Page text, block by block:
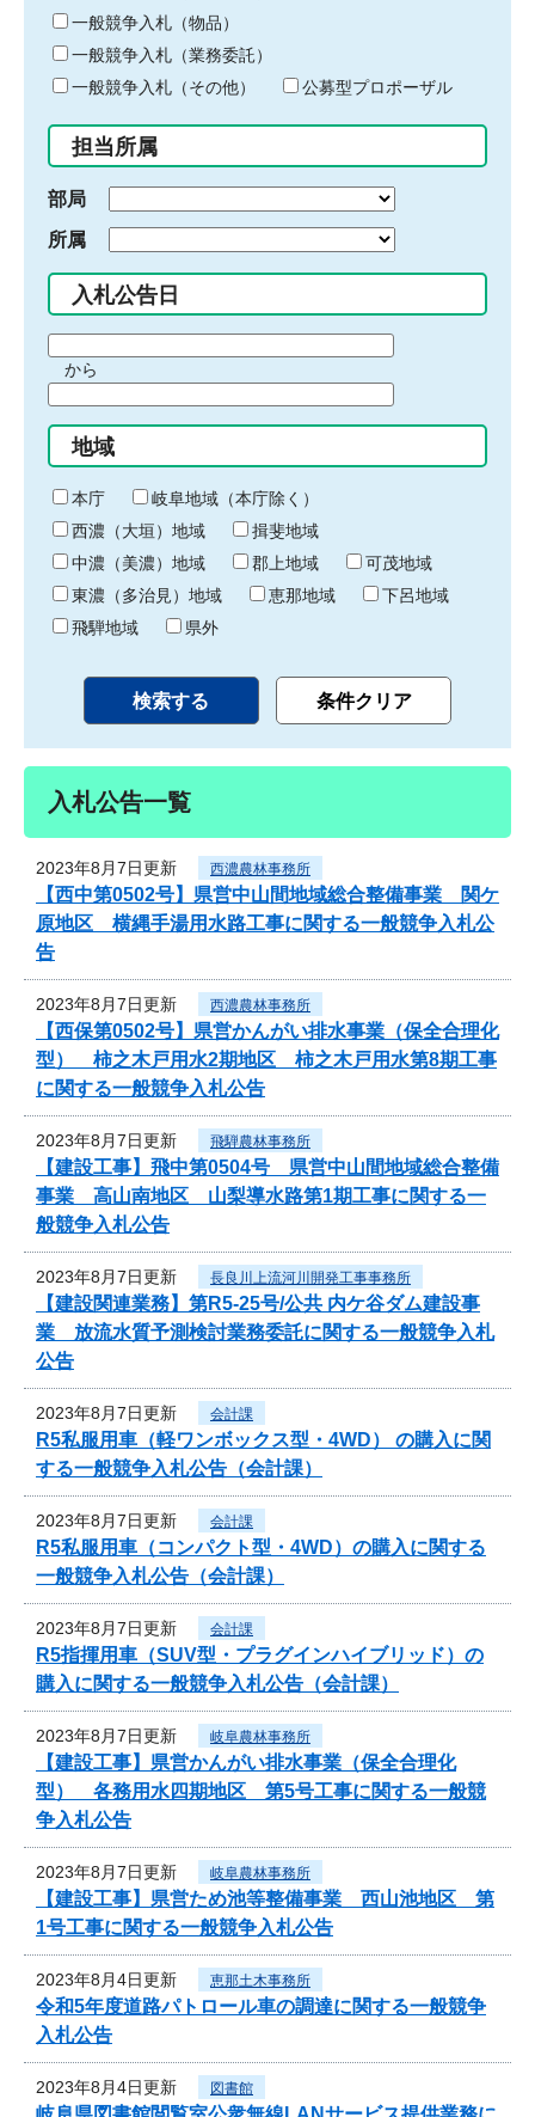
ー
ワ
ー
ド
入
力
一般競争入札（物品）
一般競争入札（業務委託）
一般競争入札（その他）
公募型プロポーザル
担当所属
部局
所属
入札公告日
間
始
り
から
間
終
わ
り
地域
本庁
岐阜地域（本庁除く）
西濃（大垣）地域
揖斐地域
中濃（美濃）地域
郡上地域
可茂地域
東濃（多治見）地域
恵那地域
下呂地域
飛騨地域
県外
入札公告一覧
2023年8月7日更新 西濃農林事務所
【西中第0502号】県営中山間地域総合整備事業 関ケ
原地区 横縄手湯用水路工事に関する一般競争入札公
告
2023年8月7日更新 西濃農林事務所
【西保第0502号】県営かんがい排水事業（保全合理化
型） 柿之木戸用水2期地区 柿之木戸用水第8期工事
に関する一般競争入札公告
2023年8月7日更新 飛騨農林事務所
【建設工事】飛中第0504号 県営中山間地域総合整備
事業 高山南地区 山梨導水路第1期工事に関する一
般競争入札公告
2023年8月7日更新 長良川上流河川開発工事事務所
【建設関連業務】第R5-25号/公共 内ケ谷ダム建設事
業 放流水質予測検討業務委託に関する一般競争入札
公告
2023年8月7日更新 会計課
R5私服用車（軽ワンボックス型・4WD） の購入に関
する一般競争入札公告（会計課）
2023年8月7日更新 会計課
R5私服用車（コンパクト型・4WD）の購入に関する
一般競争入札公告（会計課）
2023年8月7日更新 会計課
R5指揮用車（SUV型・プラグインハイブリッド）の
購入に関する一般競争入札公告（会計課）
2023年8月7日更新 岐阜農林事務所
【建設工事】県営かんがい排水事業（保全合理化
型） 各務用水四期地区 第5号工事に関する一般競
争入札公告
2023年8月7日更新 岐阜農林事務所
【建設工事】県営ため池等整備事業 西山池地区 第
1号工事に関する一般競争入札公告
2023年8月4日更新 恵那土木事務所
令和5年度道路パトロール車の調達に関する一般競争
入札公告
2023年8月4日更新 図書館